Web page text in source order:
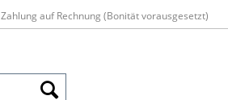
Zahlung auf Rechnung (Bonität vorausgesetzt)